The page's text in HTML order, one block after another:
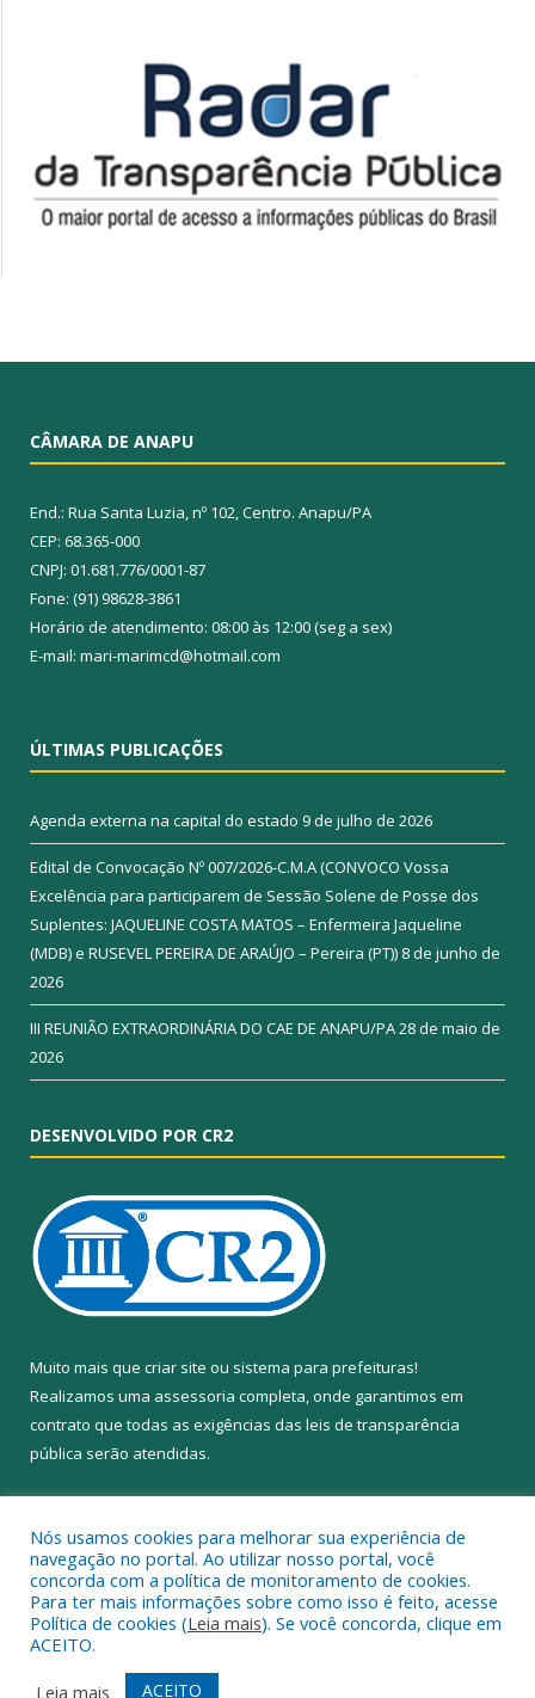
CÂMARA DE ANAPU
End.: Rua Santa Luzia, nº 102, Centro. Anapu/PA
CEP: 68.365-000
CNPJ: 01.681.776/0001-87
Fone: (91) 98628-3861
Horário de atendimento: 08:00 às 12:00 (seg a sex)
E-mail: mari-marimcd@hotmail.com
ÚLTIMAS PUBLICAÇÕES
Agenda externa na capital do estado 9 de julho de 2026
Edital de Convocação Nº 007/2026-C.M.A (CONVOCO Vossa
Excelência para participarem de Sessão Solene de Posse dos
Suplentes: JAQUELINE COSTA MATOS – Enfermeira Jaqueline
(MDB) e RUSEVEL PEREIRA DE ARAÚJO – Pereira (PT)) 8 de junho de
2026
III REUNIÃO EXTRAORDINÁRIA DO CAE DE ANAPU/PA28 de maio de
2026
DESENVOLVIDO POR CR2
Muito mais que criar site ou sistema para prefeituras!
Realizamos uma assessoria completa, onde garantimos em
contrato que todas as exigências das leis de transparência
pública serão atendidas.
Todos os direitos reservados a Câmara Municipal de Anapu.
Mapa do Site Acessar Área Administrativa
Nós usamos cookies para melhorar sua experiência de
navegação no portal. Ao utilizar nosso portal, você
concorda com a política de monitoramento de cookies.
Para ter mais informações sobre como isso é feito, acesse
Política de cookies (Leia mais). Se você concorda, clique em
ACEITO.
Leia mais
ACEITO